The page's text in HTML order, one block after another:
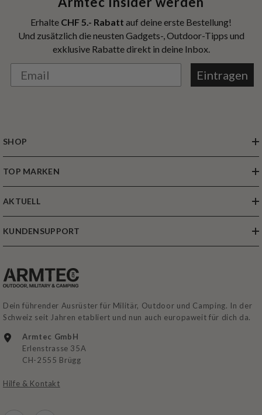
Erhalte CHF 5.- Rabatt auf deine erste Bestellung!
Und zusätzlich die neusten Gadgets-, Outdoor-Tipps und
exklusive Rabatte direkt in deine Inbox.
Eintragen
SHOP
TOP MARKEN
AKTUELL
KUNDENSUPPORT
Dein führender Ausrüster für Militär, Outdoor und Camping. In der
Schweiz seit Jahren etabliert und nun auch europaweit für dich da.
Armtec GmbH
Erlenstrasse 35A
CH-2555 Brügg
Hilfe & Kontakt